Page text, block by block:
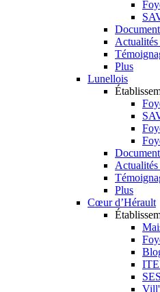
Plus
Lunellois
Plus
Cœur d’Hérault